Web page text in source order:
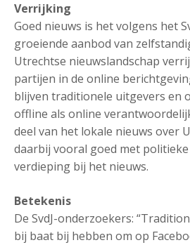
Verrijking
Goed nieuws is het volgens het
groeiende aanbod van
Utrechtse nieuwslandschap
partijen in de online
blijven traditionele uitgevers en
offline als online
deel van het lokale nieuws over
daarbij vooral goed met
verdieping bij het nieuws.
Betekenis
De SvdJ-onderzoekers:
bij baat bij hebben om op